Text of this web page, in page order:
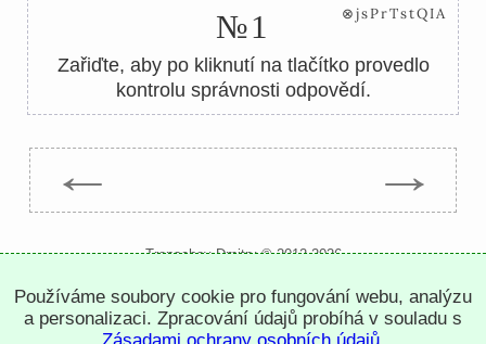
№1 ⊗jsPrTstQIA
Zařiďte, aby po kliknutí na tlačítko provedlo
kontrolu správnosti odpovědí.
← →
Trepachev Dmitry © 2012-2026
zásady ochrany osobních údajů nastavit cookies
Používáme soubory cookie pro fungování webu, analýzu
a personalizaci. Zpracování údajů probíhá v souladu s